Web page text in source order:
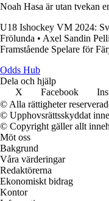
Noah Hasa är utan tvekan
U18 Ishockey VM 2024:
Frölunda • Axel Sandin
Framstående Spelare för
Odds Hub
Dela och hjälp
X
Facebook
© Alla rättigheter
© Upphovsrättsskyddat
© Copyright gäller allt
Möt oss
Bakgrund
Våra värderingar
Redaktörerna
Ekonomiskt bidrag
Kontor